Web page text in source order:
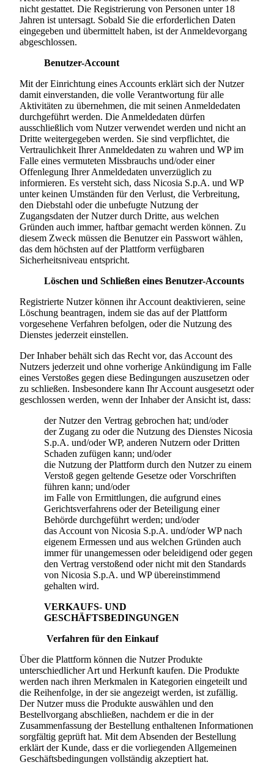
nicht gestattet. Die Registrierung von Personen unter 18
Jahren ist untersagt. Sobald Sie die erforderlichen Daten
eingegeben und übermittelt haben, ist der Anmeldevorgang
abgeschlossen.
Benutzer-Account
Mit der Einrichtung eines Accounts erklärt sich der Nutzer
damit einverstanden, die volle Verantwortung für alle
Aktivitäten zu übernehmen, die mit seinen Anmeldedaten
durchgeführt werden. Die Anmeldedaten dürfen
ausschließlich vom Nutzer verwendet werden und nicht an
Dritte weitergegeben werden. Sie sind verpflichtet, die
Vertraulichkeit Ihrer Anmeldedaten zu wahren und WP im
Falle eines vermuteten Missbrauchs und/oder einer
Offenlegung Ihrer Anmeldedaten unverzüglich zu
informieren. Es versteht sich, dass Nicosia S.p.A. und WP
unter keinen Umständen für den Verlust, die Verbreitung,
den Diebstahl oder die unbefugte Nutzung der
Zugangsdaten der Nutzer durch Dritte, aus welchen
Gründen auch immer, haftbar gemacht werden können. Zu
diesem Zweck müssen die Benutzer ein Passwort wählen,
das dem höchsten auf der Plattform verfügbaren
Sicherheitsniveau entspricht.
Löschen und Schließen eines Benutzer-Accounts
Registrierte Nutzer können ihr Account deaktivieren, seine
Löschung beantragen, indem sie das auf der Plattform
vorgesehene Verfahren befolgen, oder die Nutzung des
Dienstes jederzeit einstellen.
Der Inhaber behält sich das Recht vor, das Account des
Nutzers jederzeit und ohne vorherige Ankündigung im Falle
eines Verstoßes gegen diese Bedingungen auszusetzen oder
zu schließen. Insbesondere kann Ihr Account ausgesetzt oder
geschlossen werden, wenn der Inhaber der Ansicht ist, dass:
der Nutzer den Vertrag gebrochen hat; und/oder
der Zugang zu oder die Nutzung des Dienstes Nicosia
S.p.A. und/oder WP, anderen Nutzern oder Dritten
Schaden zufügen kann; und/oder
die Nutzung der Plattform durch den Nutzer zu einem
Verstoß gegen geltende Gesetze oder Vorschriften
führen kann; und/oder
im Falle von Ermittlungen, die aufgrund eines
Gerichtsverfahrens oder der Beteiligung einer
Behörde durchgeführt werden; und/oder
das Account von Nicosia S.p.A. und/oder WP nach
eigenem Ermessen und aus welchen Gründen auch
immer für unangemessen oder beleidigend oder gegen
den Vertrag verstoßend oder nicht mit den Standards
von Nicosia S.p.A. und WP übereinstimmend
gehalten wird.
VERKAUFS- UND
GESCHÄFTSBEDINGUNGEN
Verfahren für den Einkauf
Über die Plattform können die Nutzer Produkte
unterschiedlicher Art und Herkunft kaufen. Die Produkte
werden nach ihren Merkmalen in Kategorien eingeteilt und
die Reihenfolge, in der sie angezeigt werden, ist zufällig.
Der Nutzer muss die Produkte auswählen und den
Bestellvorgang abschließen, nachdem er die in der
Zusammenfassung der Bestellung enthaltenen Informationen
sorgfältig geprüft hat. Mit dem Absenden der Bestellung
erklärt der Kunde, dass er die vorliegenden Allgemeinen
Geschäftsbedingungen vollständig akzeptiert hat.